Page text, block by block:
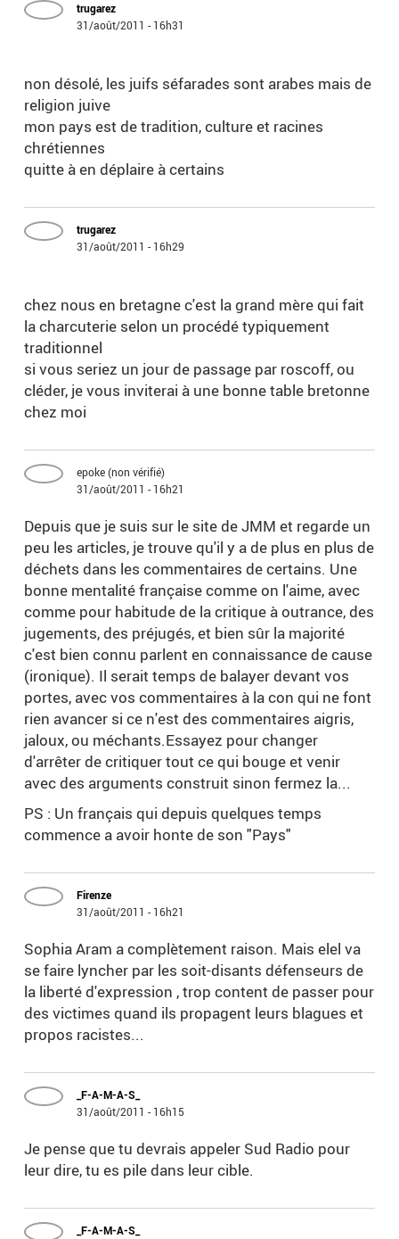
trugarez
31/août/2011 - 16h31
non désolé, les juifs séfarades sont arabes mais de
religion juive
mon pays est de tradition, culture et racines
chrétiennes
quitte à en déplaire à certains
trugarez
31/août/2011 - 16h29
chez nous en bretagne c'est la grand mère qui fait
la charcuterie selon un procédé typiquement
traditionnel
si vous seriez un jour de passage par roscoff, ou
cléder, je vous inviterai à une bonne table bretonne
chez moi
epoke (non vérifié)
31/août/2011 - 16h21
Depuis que je suis sur le site de JMM et regarde un
peu les articles, je trouve qu'il y a de plus en plus de
déchets dans les commentaires de certains. Une
bonne mentalité française comme on l'aime, avec
comme pour habitude de la critique à outrance, des
jugements, des préjugés, et bien sûr la majorité
c'est bien connu parlent en connaissance de cause
(ironique). Il serait temps de balayer devant vos
portes, avec vos commentaires à la con qui ne font
rien avancer si ce n'est des commentaires aigris,
jaloux, ou méchants.Essayez pour changer
d'arrêter de critiquer tout ce qui bouge et venir
avec des arguments construit sinon fermez la...
PS : Un français qui depuis quelques temps
commence a avoir honte de son "Pays"
Firenze
31/août/2011 - 16h21
Sophia Aram a complètement raison. Mais elel va
se faire lyncher par les soit-disants défenseurs de
la liberté d'expression , trop content de passer pour
des victimes quand ils propagent leurs blagues et
propos racistes...
_F-A-M-A-S_
31/août/2011 - 16h15
Je pense que tu devrais appeler Sud Radio pour
leur dire, tu es pile dans leur cible.
_F-A-M-A-S_